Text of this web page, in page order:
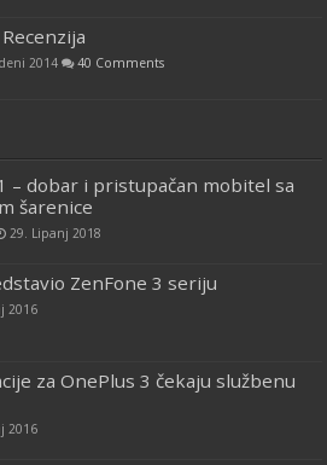
2014 40 Comments
– dobar i pristupačan mobitel sa
šarenice
29. Lipanj 2018
ZenFone 3 seriju
2016
za OnePlus 3 čekaju službenu
2016